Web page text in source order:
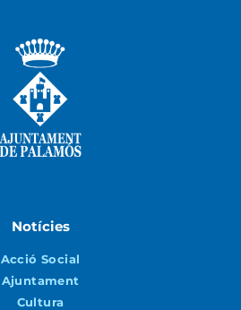
Notícies
Acció Social
Ajuntament
Cultura